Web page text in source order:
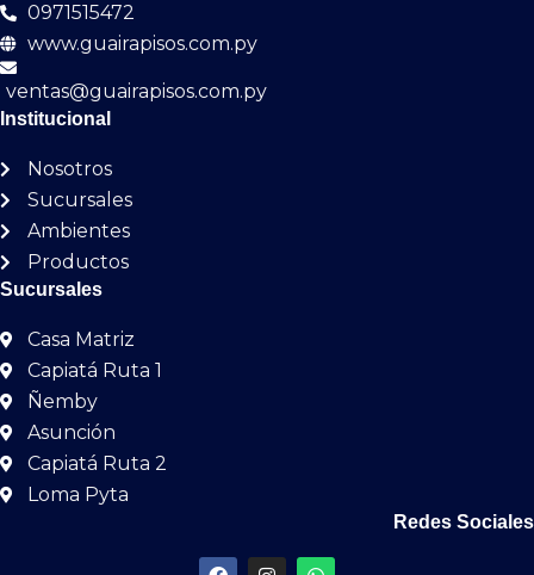
0971515472
www.guairapisos.com.py
ventas@guairapisos.com.py
Institucional
Nosotros
Sucursales
Ambientes
Productos
Sucursales
Casa Matriz
Capiatá Ruta 1
Ñemby
Asunción
Capiatá Ruta 2
Loma Pyta
Redes Sociales
F
I
W